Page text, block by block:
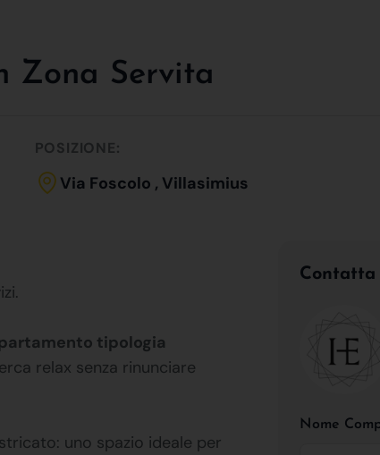
Zona Servita
POSIZIONE:
Via Foscolo , Villasimius
tipologia
relax senza rinunciare
uno spazio ideale per
Contatta
Nome